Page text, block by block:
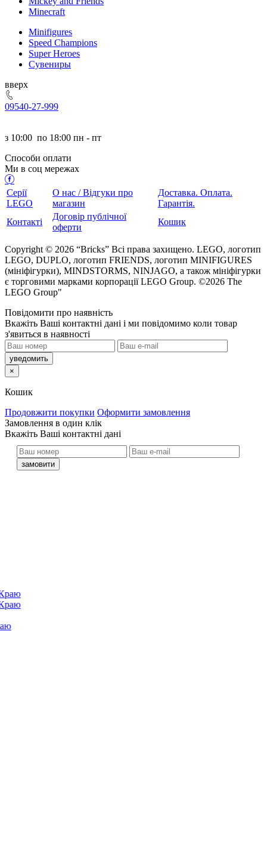
Minecraft
Minifigures
Speed Champions
Super Heroes
Сувениры
ерх
09540-27-999
з 10:00 по 18:00 пн - пт
Способи оплати
Ми в соц мережах
Серії
LEGO
О нас / Відгуки про
магазин
Доставка. Оплата.
Гарантія.
Контакті
Договір публічної
оферти
Кошик
Copyright © 2026 “Bricks” Всі права захищено. LEGO, логотип
LEGO, DUPLO, логотип FRIENDS, логотип MINIFIGURES
(мініфігурки), MINDSTORMS, NINJAGO, а також мініфігурки
є торговими марками корпорації LEGO Group. ©2026 The
LEGO Group"
Повідомити про наявність
кажіть Ваші контактні дані і ми повідомимо коли товар
з'явиться в наявності
×
Кошик
Продовжити покупки Оформити замовлення
Замовлення в один клік
кажіть Ваші контактні дані